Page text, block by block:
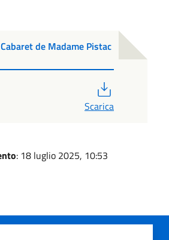
de Madame Pistac
Scarica
: 18 luglio 2025, 10:53